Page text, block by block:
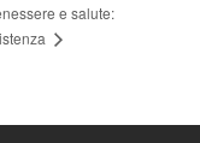
e salute: